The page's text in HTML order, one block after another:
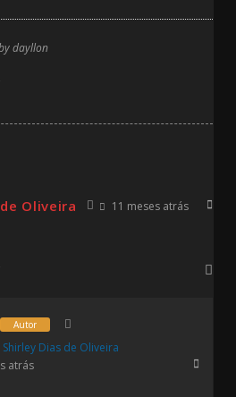
dayllon
Oliveira 11 meses atrás
Autor
Shirley Dias de Oliveira
atrás